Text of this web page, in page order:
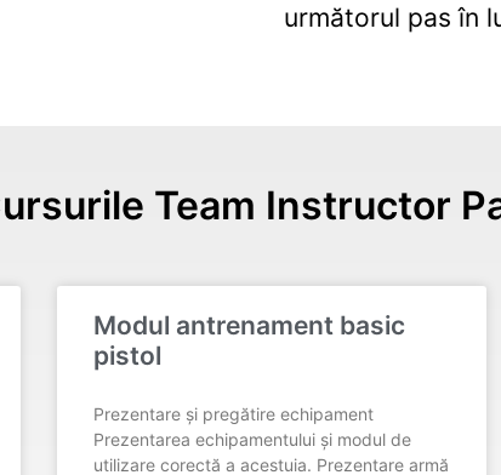
următorul pas în
Team Instructor
Modul antrenament basic
pistol
Prezentare și pregătire echipament
Prezentarea echipamentului și modul de
utilizare corectă a acestuia. Prezentare armă